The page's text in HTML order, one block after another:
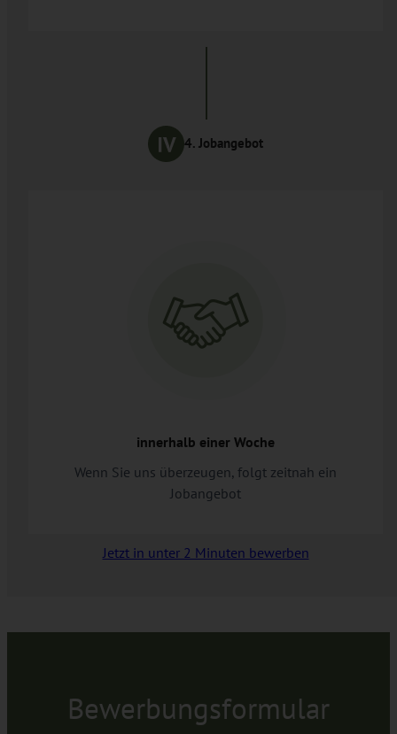
4. Jobangebot
innerhalb einer Woche
Wenn Sie uns überzeugen, folgt zeitnah ein
Jobangebot
Jetzt in unter 2 Minuten bewerben
Bewerbungsformular